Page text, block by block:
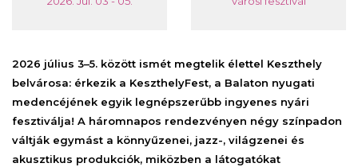
2026 július 3–5. között ismét megtelik élettel Keszthely
belvárosa: érkezik a KeszthelyFest, a Balaton nyugati
medencéjének egyik legnépszerűbb ingyenes nyári
fesztiválja! A háromnapos rendezvényen négy színpadon
váltják egymást a könnyűzenei, jazz-, világzenei és
akusztikus produkciók, miközben a látogatókat